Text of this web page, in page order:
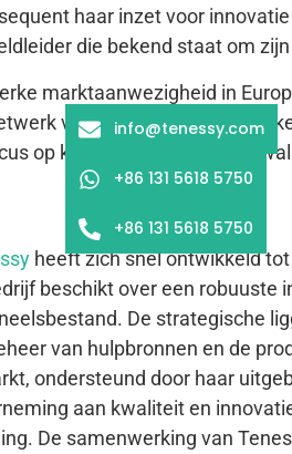
haar inzet voor
die bekend staat om
marktaanwezigheid in
van de onderneming
op klanttevredenheid en
heeft zich snel ontwikkeld
beschikt over een
De strategische
van hulpbronnen en de
ondersteund door haar
aan kwaliteit en
De samenwerking van
info@tenessy.com
+86 131 5618 5750
+86 131 5618 5750